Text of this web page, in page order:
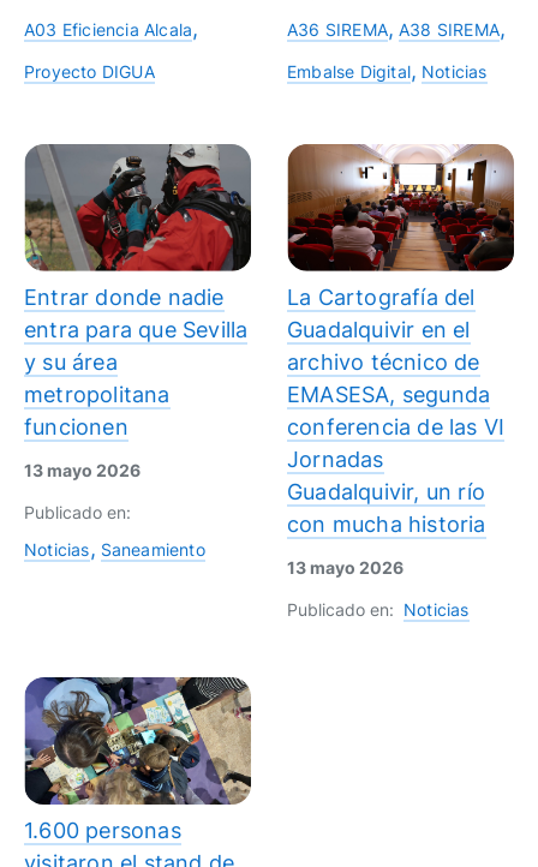
A03 Eficiencia Alcala
Proyecto DIGUA
A36 SIREMA A38 SIREMA
Embalse Digital Noticias
Entrar donde nadie
entra para que Sevilla
y su área
metropolitana
funcionen
13 mayo 2026
Publicado en:
Noticias
Saneamiento
La Cartografía del
Guadalquivir en el
archivo técnico de
EMASESA, segunda
conferencia de las VI
Jornadas
Guadalquivir, un río
con mucha historia
13 mayo 2026
Publicado en: Noticias
1.600 personas